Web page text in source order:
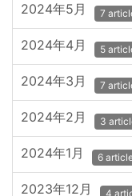
2024年5月 7
2024年4月 5
2024年3月 7
2024年2月 3
2024年1月 6
2023年12月 4